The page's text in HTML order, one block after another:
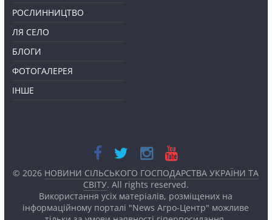
РОСЛИННИЦТВО
ЛЯ СЕЛО
БЛОГИ
ФОТОГАЛЕРЕЯ
ІНШЕ
© 2026 НОВИНИ СІЛЬСЬКОГО ГОСПОДАРСТВА УКРАЇНИ ТА
СВІТУ. All rights reserved.
Використання усіх матеріалів, розміщених на
інформаційному порталі "News Агро-Центр" можливе